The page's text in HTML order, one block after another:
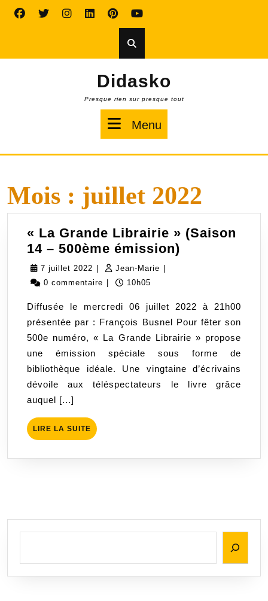
Didasko
Presque rien sur presque tout
Menu
Mois : juillet 2022
« La Grande Librairie » (Saison
14 – 500ème émission)
»
(Saison
14
500ème
émission)
7 juillet 2022 7
juillet
Jean-Marie Jean-
0 commentaire
10h05
Diffusée le mercredi 06 juillet 2022 à 21h00
présentée par : François Busnel Pour fêter son
500e numéro, « La Grande Librairie » propose
une émission spéciale sous forme de
bibliothèque idéale. Une vingtaine d’écrivains
dévoile aux téléspectateurs le livre grâce
auquel [...]
LIRE LA SUITE LIRE
LA
Rechercher